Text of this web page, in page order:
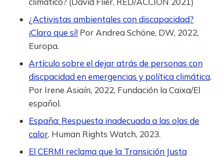
¿Activistas ambientales con discapacidad?
¡Claro que sí!Por Andrea Schöne, DW, 2022,
Europa.
Artículo sobre el dejar atrás de personas con
discpacidad en emergencias y política climática.
Por Irene Asiaín, 2022, Fundación la Caixa/El
español.
España: Respuesta inadecuada a las olas de
calor. Human Rights Watch, 2023.
El CERMI reclama que la Transición Justa